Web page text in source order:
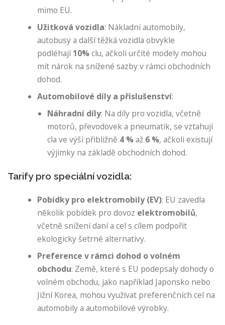
mimo EU.
Užitková vozidla: Nákladní automobily,
autobusy a další těžká vozidla obvykle
podléhají10%clu, ačkoli určité modely mohou
mít nárok na snížené sazby v rámci obchodních
dohod.
Automobilové díly a příslušenství:
Náhradní díly: Na díly pro vozidla, včetně
motorů, převodovek a pneumatik, se vztahují
cla ve výši přibližně 4 %až 6 %, ačkoli existují
výjimky na základě obchodních dohod.
Tarify pro speciální vozidla:
Pobídky pro elektromobily (EV): EU zavedla
několik pobídek pro dovoz elektromobilů,
včetně snížení daní a cel s cílem podpořit
ekologicky šetrné alternativy.
Preference v rámci dohod o volném
obchodu: Země, které s EU podepsaly dohody o
volném obchodu, jako například Japonsko nebo
Jižní Korea, mohou využívat preferenčních cel na
automobily a automobilové výrobky.